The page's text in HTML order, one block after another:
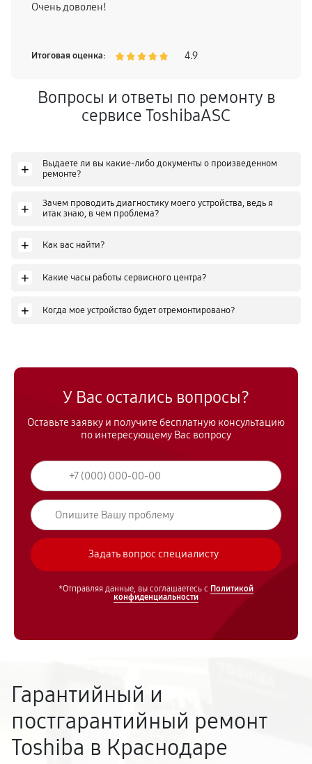
Очень доволен!
Итоговая оценка: 4.9
Вопросы и ответы по ремонту в
сервисе ToshibaASC
+
Выдаете ли вы какие-либо документы о произведенном
ремонте?
+
Зачем проводить диагностику моего устройства, ведь я
итак знаю, в чем проблема?
+ Как вас найти?
+ Какие часы работы сервисного центра?
+ Когда мое устройство будет отремонтировано?
У Вас остались вопросы?
Оставьте заявку и получите бесплатную консультацию
по интересующему Вас вопросу
*Отправляя данные, вы соглашаетесь с Политикой
конфиденциальности
Гарантийный и
постгарантийный ремонт
Toshiba в Краснодаре